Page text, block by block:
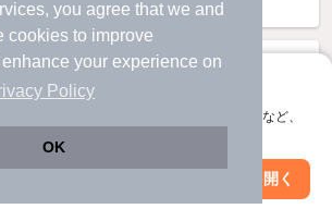
you agree that we and
cookies to improve
your experience on
Policy
OK
替えて、サクサクお部屋探し
ですぐ使える。マップ検索やお気に入り保存など、
アプリを開く
カーナのすべての部屋を見る
絞り込み条件を変更